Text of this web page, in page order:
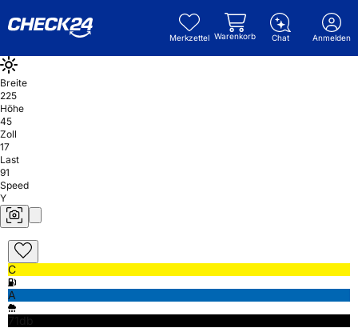
Merkzettel Warenkorb Chat Anmelden
Breite
225
Höhe
45
Zoll
17
Last
91
Speed
Y
C
A
71db